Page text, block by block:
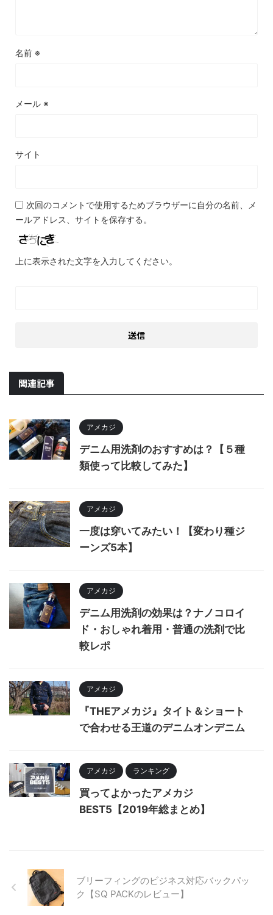
名前 ※
メール ※
サイト
次回のコメントで使用するためブラウザーに自分の名前、メ
ールアドレス、サイトを保存する。
上に表示された文字を入力してください。
関連記事
アメカジ
デニム用洗剤のおすすめは？【５種
類使って比較してみた】
アメカジ
一度は穿いてみたい！【変わり種ジ
ーンズ5本】
アメカジ
デニム用洗剤の効果は？ナノコロイ
ド・おしゃれ着用・普通の洗剤で比
較レポ
アメカジ
『THEアメカジ』タイト＆ショート
で合わせる王道のデニムオンデニム
アメカジ ランキング
買ってよかったアメカジ
BEST5【2019年総まとめ】
ブリーフィングのビジネス対応バックパッ
ク【SQ PACKのレビュー】